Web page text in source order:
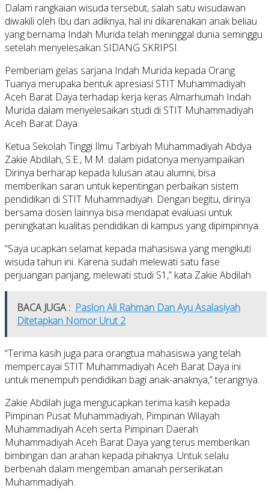
Dalam rangkaian wisuda tersebut, salah satu wisudawan
diwakili oleh Ibu dan adiknya, hal ini dikarenakan anak beliau
yang bernama Indah Murida telah meninggal dunia seminggu
setelah menyelesaikan SIDANG SKRIPSI.
Pemberiam gelas sarjana Indah Murida kepada Orang
Tuanya merupaka bentuk apresiasi STIT Muhammadiyah
Aceh Barat Daya terhadap kerja keras Almarhumah Indah
Murida dalam menyelesaikan studi di STIT Muhammadiyah
Aceh Barat Daya.
Ketua Sekolah Tinggi Ilmu Tarbiyah Muhammadiyah Abdya
Zakie Abdilah, S.E., M.M. dalam pidatonya menyampaikan
Dirinya berharap kepada lulusan atau alumni, bisa
memberikan saran untuk kepentingan perbaikan sistem
pendidikan di STIT Muhammadiyah. Dengan begitu, dirinya
bersama dosen lainnya bisa mendapat evaluasi untuk
peningkatan kualitas pendidikan di kampus yang dipimpinnya.
“Saya ucapkan selamat kepada mahasiswa yang mengikuti
wisuda tahun ini. Karena sudah melewati satu fase
perjuangan panjang, melewati studi S1,” kata Zakie Abdilah
BACA JUGA : Paslon Ali Rahman Dan Ayu Asalasiyah
Ditetapkan Nomor Urut 2
“Terima kasih juga para orangtua mahasiswa yang telah
mempercayai STIT Muhammadiyah Aceh Barat Daya ini
untuk menempuh pendidikan bagi anak-anaknya,” terangnya.
Zakie Abdilah juga mengucapkan terima kasih kepada
Pimpinan Pusat Muhammadiyah, Pimpinan Wilayah
Muhammadiyah Aceh serta Pimpinan Daerah
Muhammadiyah Aceh Barat Daya yang terus memberikan
bimbingan dan arahan kepada pihaknya. Untuk selalu
berbenah dalam mengemban amanah perserikatan
Muhammadiyah.